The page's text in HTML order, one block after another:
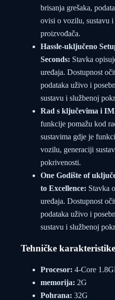
brisanja grešaka,
ovisi o vozilu, sustavu
proizvođača.
Hassle-uključeno
Seconds: Stavka
uređaja. Dostupnost
podataka uživo i
sustavu i službenoj
Rad s ključevima i
funkcije pomažu kod
sustavima gdje je
vozilu, generaciji
pokrivenosti.
One Godište of
to Excellence: Stavka
uređaja. Dostupnost
podataka uživo i
sustavu i službenoj
Tehničke karakteristike
Procesor: 4-Core
memorija: 2G
Pohrana: 32G